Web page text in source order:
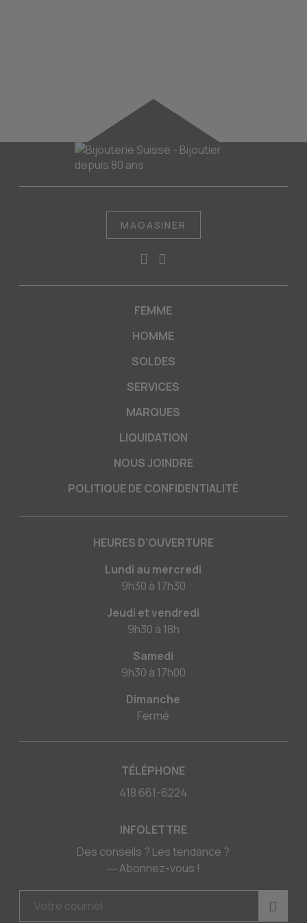
MAGASINER
FEMME
HOMME
SOLDES
SERVICES
MARQUES
LIQUIDATION
NOUS JOINDRE
POLITIQUE DE CONFIDENTIALITÉ
HEURES D'OUVERTURE
Lundi au mercredi
9h30 à 17h30
Jeudi et vendredi
9h30 à 18h
Samedi
9h30 à 17h00
Dimanche
Fermé
TÉLÉPHONE
418 661-6224
INFOLETTRE
Des conseils ? Les tendance ?
― Abonnez-vous !